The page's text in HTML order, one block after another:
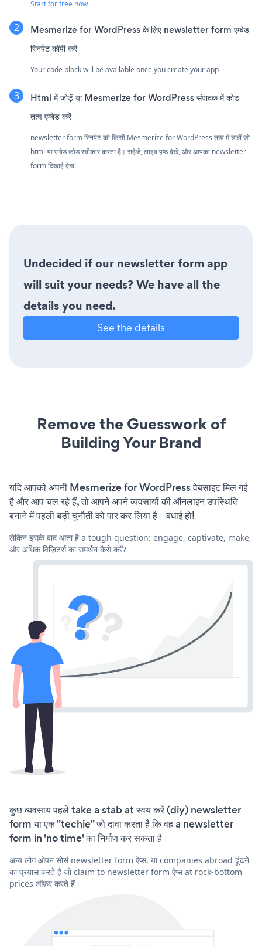
Start for free now
Mesmerize for WordPress के लिए newsletter form एम्बेड
स्निपेट कॉपी करें
Your code block will be available once you create your app
Html में जोड़ें या Mesmerize for WordPress संपादक में कोड
तत्व एम्बेड करें
newsletter form स्निपेट को किसी Mesmerize for WordPress तत्व में डालें जो
html या एम्बेड कोड स्वीकार करता है। सहेजें, लाइव पृष्ठ देखें, और आपका newsletter
form दिखाई देगा!
Undecided if our newsletter form app
will suit your needs? We have all the
details you need.
See the details
Remove the Guesswork of
Building Your Brand
यदि आपको अपनी Mesmerize for WordPress वेबसाइट मिल गई
है और आप चल रहे हैं, तो आपने अपने व्यवसायों की ऑनलाइन उपस्थिति
बनाने में पहली बड़ी चुनौती को पार कर लिया है। बधाई हो!
लेकिन इसके बाद आता है a tough question: engage, captivate, make,
और अधिक विज़िटर्स का समर्थन कैसे करें?
कुछ व्यवसाय पहले take a stab at स्वयं करें (diy) newsletter
form या एक "techie" जो दावा करता है कि वह a newsletter
form in 'no time' का निर्माण कर सकता है।
अन्य लोग ओपन सोर्स newsletter form ऐप्स, या companies abroad ढूंढने
का प्रयास करते हैं जो claim to newsletter form ऐप्स at rock-bottom
prices ऑफ़र करते हैं।